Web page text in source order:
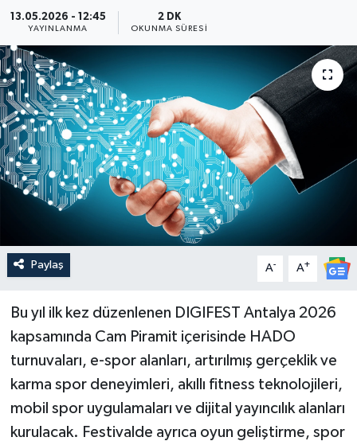
13.05.2026 - 12:45
YAYINLANMA
2 DK
OKUNMA SÜRESI
Paylaş A- A+
Bu yıl ilk kez düzenlenen DIGIFEST Antalya 2026
kapsamında Cam Piramit içerisinde HADO
turnuvaları, e-spor alanları, artırılmış gerçeklik ve
karma spor deneyimleri, akıllı fitness teknolojileri,
mobil spor uygulamaları ve dijital yayıncılık alanları
kurulacak. Festivalde ayrıca oyun geliştirme, spor
Görüntülü Haber
Güncel
Kültür & Sanat
Magazin
Resmi İlan
Siyaset
Spor
Haber Arşivi